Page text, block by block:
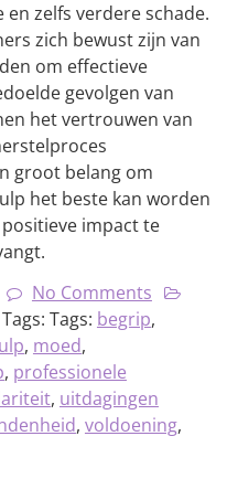
zelfs verdere schade.
zich bewust zijn van
om effectieve
gevolgen van
het vertrouwen van
groot belang om
het beste kan worden
impact te
No Comments
Tags: Tags: begrip,
, moed,
, professionele
, uitdagingen
, voldoening,